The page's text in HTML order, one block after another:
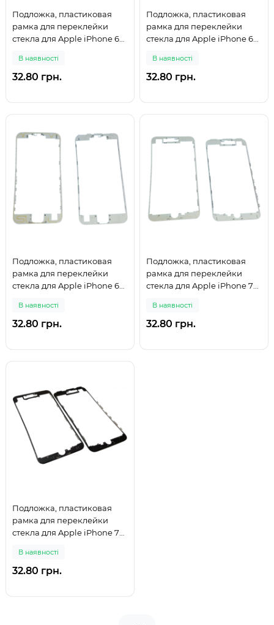
Подложка, пластиковая
рамка для переклейки
стекла для Apple iPhone 6S
В наявності
32.80 грн.
Подложка, пластиковая
рамка для переклейки
стекла для Apple iPhone 6S
В наявності
32.80 грн.
Подложка, пластиковая
рамка для переклейки
стекла для Apple iPhone 6S,
В наявності
32.80 грн.
Подложка, пластиковая
рамка для переклейки
стекла для Apple iPhone 7
В наявності
32.80 грн.
Подложка, пластиковая
рамка для переклейки
стекла для Apple iPhone 7
В наявності
32.80 грн.